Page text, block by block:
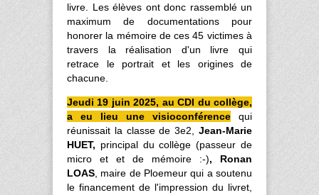
livre. Les élèves ont donc rassemblé un
maximum de documentations pour
honorer la mémoire de ces 45 victimes à
travers la réalisation d'un livre qui
retrace le portrait et les origines de
chacune.
Jeudi 19 juin 2025, au CDI du collège,
a eu lieu une visioconférence qui
réunissait la classe de 3e2, Jean-Marie
HUET, principal du collège (passeur de
micro et et de mémoire :-), Ronan
LOAS , maire de Ploemeur qui a soutenu
le financement de l'impression du livret,